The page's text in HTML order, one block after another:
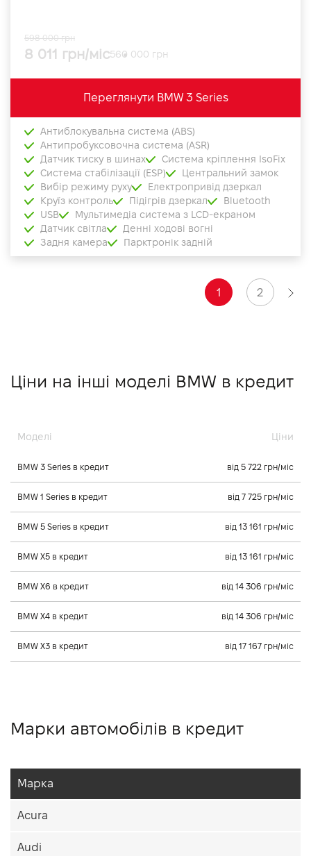
8 011 грн/міс560 000 грн
598 000 грн
Переглянути BMW 3 Series
Антиблокувальна система (ABS)
Антипробуксовочна система (ASR)
Датчик тиску в шинах
Система кріплення IsoFix
Система стабілізації (ESP)
Центральний замок
Вибір режиму руху
Електропривід дзеркал
Круїз контроль
Підігрів дзеркал
Bluetooth
USB
Мультимедіа система з LCD-екраном
Датчик світла
Денні ходові вогні
Задня камера
Парктронік задній
1 2
Ціни на інші моделі BMW в кредит
Моделі Ціни
BMW 3 Series в кредит від 5 722 грн/міс
BMW 1 Series в кредит від 7 725 грн/міс
BMW 5 Series в кредит від 13 161 грн/міс
BMW X5 в кредит від 13 161 грн/міс
BMW X6 в кредит від 14 306 грн/міс
BMW X4 в кредит від 14 306 грн/міс
BMW X3 в кредит від 17 167 грн/міс
Марки автомобілів в кредит
Марка
Acura
Audi